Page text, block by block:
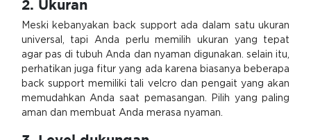
2. Ukuran
Meski kebanyakan back support ada dalam satu ukuran
universal, tapi Anda perlu memilih ukuran yang tepat
agar pas di tubuh Anda dan nyaman digunakan. selain itu,
perhatikan juga fitur yang ada karena biasanya beberapa
back support memiliki tali velcro dan pengait yang akan
memudahkan Anda saat pemasangan. Pilih yang paling
aman dan membuat Anda merasa nyaman.